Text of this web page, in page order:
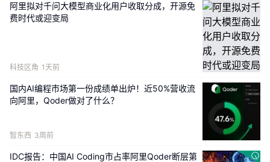
马云特意提到， “科技要给每一个普通人的生活带来变
革，让每一个人有尊严。希望我们所有人，阿里同事
们，大家一起持续努力，把这个世界带入到一个善良的
高科技时代。”
阿里拟对千问大模型商业化用户收取分成，开源免
费时代或迎变局
科技区角 1天前
国内AI编程市场第一份成绩单出炉！近50%营收流
向阿里，Qoder做对了什么？
智东西 3周前
IDC报告：中国AI Coding市占率阿里Qoder断层第